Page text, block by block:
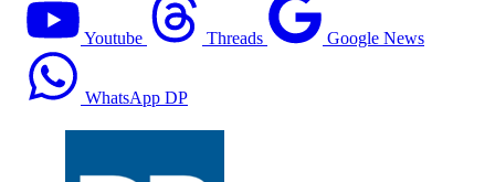
Youtube Threads Google News
WhatsApp DP